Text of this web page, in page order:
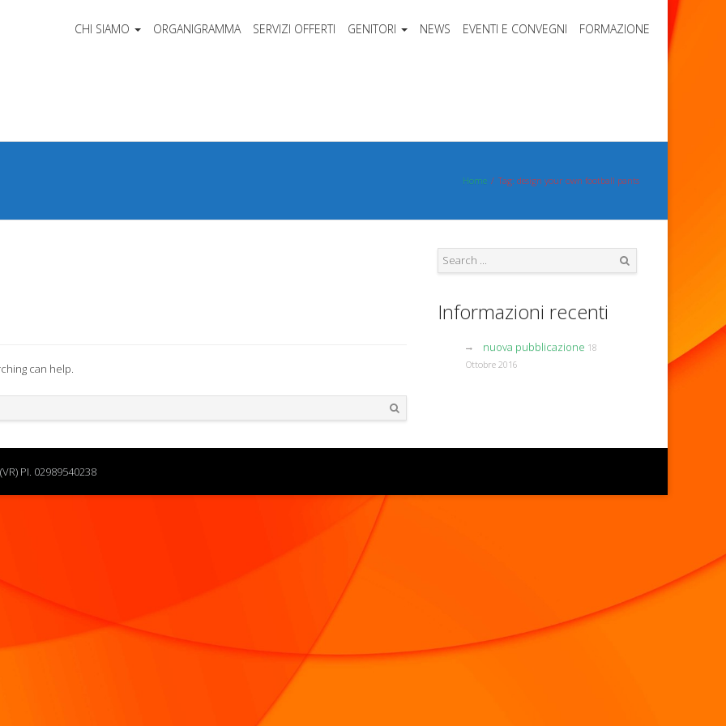
CHI SIAMO ORGANIGRAMMA SERVIZI OFFERTI GENITORI NEWS EVENTI E CONVEGNI FORMAZIONE
Home Tag: design your own football pants
can help.
Informazioni recenti
nuova pubblicazione 18
Ottobre 2016
PI. 02989540238